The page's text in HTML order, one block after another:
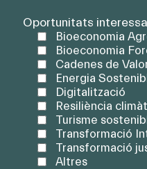
Oportunitats
Bioeconomia
Bioeconomia
Cadenes de
Energia
Digitalització
Resiliència
Turisme
Transformació
Transformació
Altres